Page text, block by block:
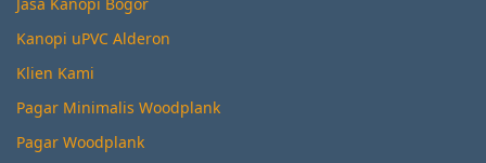
Kanopi uPVC Alderon
Klien Kami
Pagar Minimalis Woodplank
Pagar Woodplank